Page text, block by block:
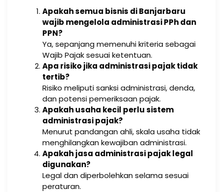
Apakah semua bisnis di Banjarbaru
wajib mengelola administrasi PPh dan
PPN?
Ya, sepanjang memenuhi kriteria sebagai
Wajib Pajak sesuai ketentuan.
Apa risiko jika administrasi pajak tidak
tertib?
Risiko meliputi sanksi administrasi, denda,
dan potensi pemeriksaan pajak.
Apakah usaha kecil perlu sistem
administrasi pajak?
Menurut pandangan ahli, skala usaha tidak
menghilangkan kewajiban administrasi.
Apakah jasa administrasi pajak legal
digunakan?
Legal dan diperbolehkan selama sesuai
peraturan.